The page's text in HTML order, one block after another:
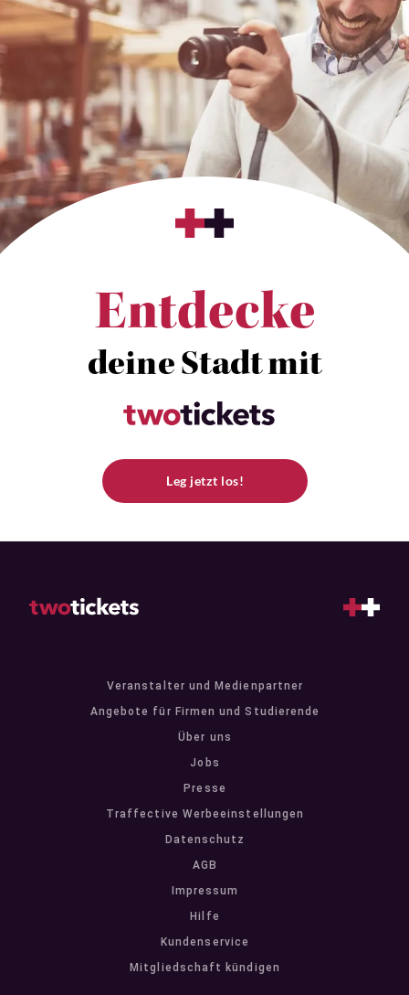
Entdecke
deine Stadt mit
Leg jetzt los!
Veranstalter und Medienpartner
Angebote für Firmen und Studierende
Über uns
Jobs
Presse
Traffective Werbeeinstellungen
Datenschutz
AGB
Impressum
Hilfe
Kundenservice
Mitgliedschaft kündigen